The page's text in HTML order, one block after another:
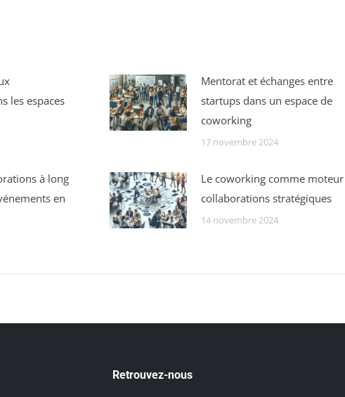
les espaces
Mentorat et échanges entre
startups dans un espace de
coworking
17 novembre 2024
à long
en
Le coworking comme
collaborations stratégiques
14 novembre 2024
Retrouvez-nous